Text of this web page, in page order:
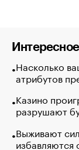
Насколько
атрибутов
Казино
разрушают
Выживают
избавляются